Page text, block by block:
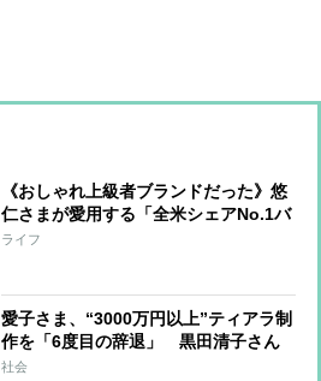
《おしゃれ上級者ブランドだった》悠
仁さまが愛用する「全米シェアNo.1バ
ッグ」無骨なデザインで2万円超え
ライフ
愛子さま、“3000万円以上”ティアラ制
作を「6度目の辞退」 黒田清子さん
からの“おさがり”を使用、両陛下から
社会